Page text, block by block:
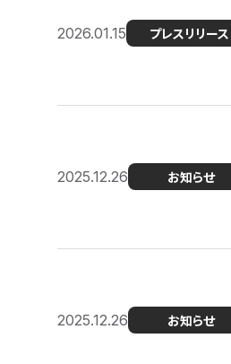
2026.01.15 プレスリリース
2025.12.26 お知らせ
2025.12.26 お知らせ